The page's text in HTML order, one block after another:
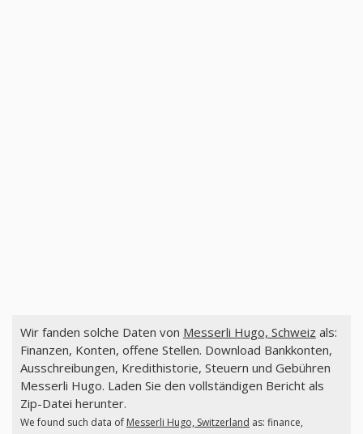
Wir fanden solche Daten von Messerli Hugo, Schweiz als:
Finanzen, Konten, offene Stellen. Download Bankkonten,
Ausschreibungen, Kredithistorie, Steuern und Gebühren
Messerli Hugo. Laden Sie den vollständigen Bericht als
Zip-Datei herunter.
We found such data of Messerli Hugo, Switzerland as: finance,